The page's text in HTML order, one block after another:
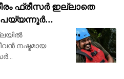
ഫ്രീസർ ഇല്ലാതെ
ചെയ്യാൻ
നഷ്ടമായ
സംഭവത്തിൽ